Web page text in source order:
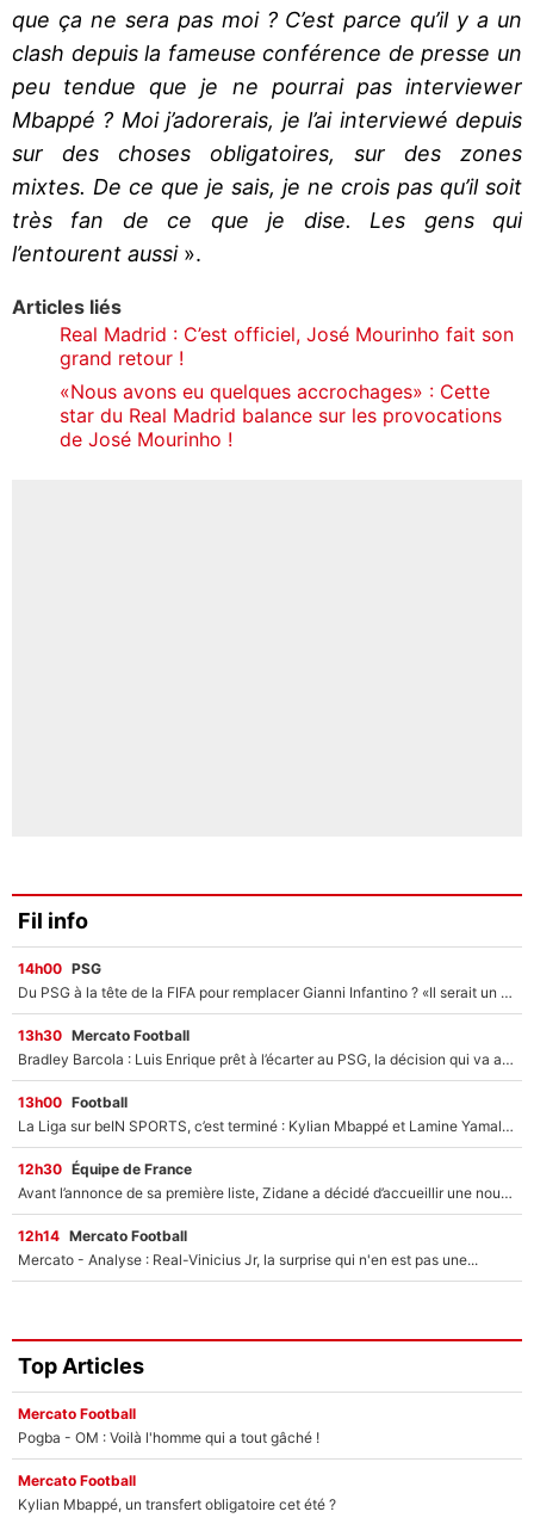
que ça ne sera pas moi ? C’est parce qu’il y a un
clash depuis la fameuse conférence de presse un
peu tendue que je ne pourrai pas interviewer
Mbappé ? Moi j’adorerais, je l’ai interviewé depuis
sur des choses obligatoires, sur des zones
mixtes. De ce que je sais, je ne crois pas qu’il soit
très fan de ce que je dise. Les gens qui
l’entourent aussi».
Articles liés
Real Madrid : C’est officiel, José Mourinho fait son
grand retour !
«Nous avons eu quelques accrochages» : Cette
star du Real Madrid balance sur les provocations
de José Mourinho !
Fil info
14h00 PSG
Du PSG à la tête de la FIFA pour remplacer Gianni Infantino ? «Il serait un mauvais président», le patron de la Liga s'attaque à Nasser Al-Khelaïfi !
13h30 Mercato Football
Bradley Barcola : Luis Enrique prêt à l’écarter au PSG, la décision qui va accélérer son transfert à Liverpool ?
13h00 Football
La Liga sur beIN SPORTS, c’est terminé : Kylian Mbappé et Lamine Yamal changent de chaîne, «le moment était venu d'ouvrir un nouveau chapitre»
12h30 Équipe de France
Avant l’annonce de sa première liste, Zidane a décidé d’accueillir une nouvelle tête en équipe de France
12h14 Mercato Football
Mercato - Analyse : Real-Vinicius Jr, la surprise qui n'en est pas une...
Top Articles
Mercato Football
Pogba - OM : Voilà l'homme qui a tout gâché !
Mercato Football
Kylian Mbappé, un transfert obligatoire cet été ?